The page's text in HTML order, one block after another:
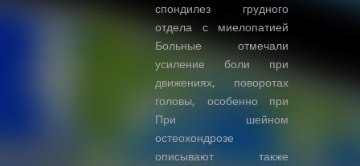
спондилез грудного
отдела с миелопатией
Больные отмечали
усиление боли при
движениях, поворотах
головы, особенно при
При шейном
остеохондрозе
описывают также